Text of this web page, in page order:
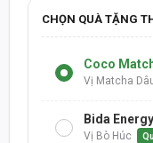
CHỌN QUÀ TẶNG
Coco
Vị Matcha
Bida
Vị Bò Húc